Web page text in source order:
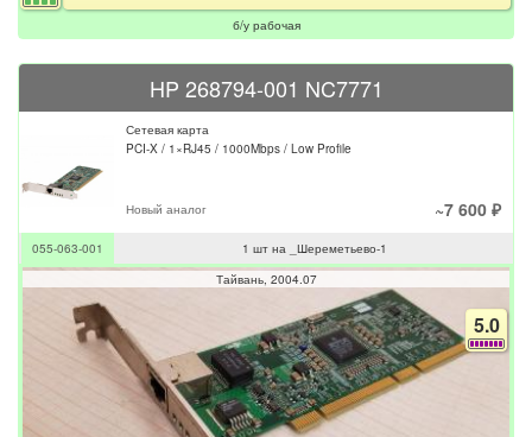
б/у рабочая
HP 268794-001 NC7771
Сетевая карта
PCI-X / 1×RJ45 / 1000Mbps / Low Profile
Новый аналог ~7 600 ₽
055-063-001
1 шт на _Шереметьево-1
Тайвань 2004.07
5.0